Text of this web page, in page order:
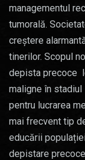
managementul
tumorală.
creștere
tinerilor. Scopul
depista precoce
maligne în stadiul
pentru lucrarea
mai frecvent tip
educării
depistare